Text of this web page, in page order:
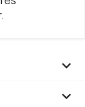

